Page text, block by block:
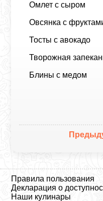
Омлет с сыром
Овсянка с
Тосты с авокадо
Творожная
Блины с медом
Правила пользования
Декларация о
Наши кулинары